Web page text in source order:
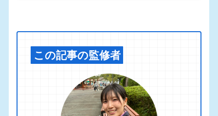
この記事の監修者